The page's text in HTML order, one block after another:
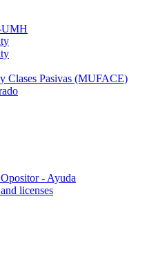
UMH
Clases Pasivas (MUFACE)
- Ayuda
licenses